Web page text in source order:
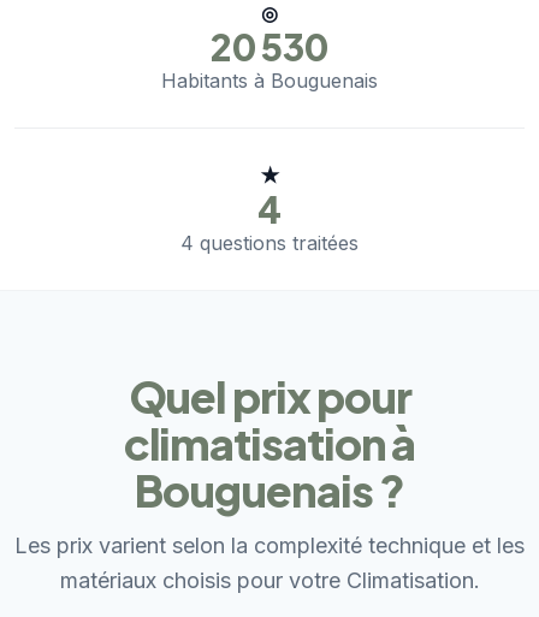
◎
20 530
Habitants à Bouguenais
★
4
4 questions traitées
Quel prix pour
climatisation à
Bouguenais ?
Les prix varient selon la complexité technique et les
matériaux choisis pour votre Climatisation.